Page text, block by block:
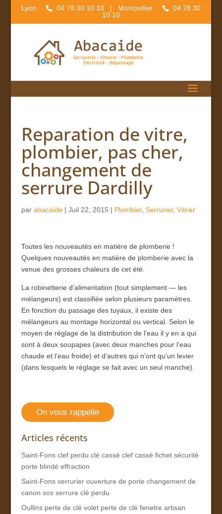
Lyon 04 78 30 10 10 | Montpellier
04 78 30
10 10
Reparation de vitre,
plombier, pas cher,
changement de
serrure Dardilly
par abacaide| Juil 22, 2015 | Plombier, Serrurier, Vitrier
Toutes les nouveautés en matière de plomberie !
Quelques nouveautés en matière de plomberie avec la
venue des grosses chaleurs de cet été.
La robinetterie d’alimentation (tout simplement — les
mélangeurs) est classifiée selon plusieurs paramètres.
En fonction du passage des tuyaux, il existe des
mélangeurs au montage horizontal ou vertical. Selon le
moyen de réglage de la distribution de l’eau il y en a qui
sont à deux soupapes (avec deux manches pour l’eau
chaude et l’eau froide) et d’autres qui n’ont qu’un levier
(dans lesquels le réglage se fait avec un seul manche).
On vous rappelle
Articles récents
Saint-Fons clef perdu clé cassé clef cassé fichet sécurité
porte blindé effraction
Saint-Fons serrurier ouverture de porte changement de
canon sos serrure clé perdu
Oullins perte de clé volet perte de clé fenetre artisan